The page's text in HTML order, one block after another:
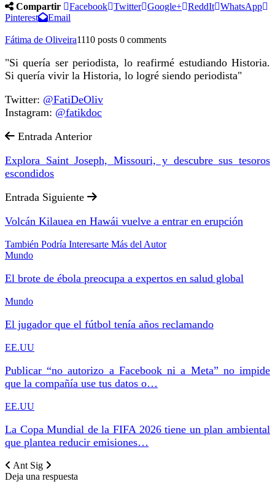
Compartir
Facebook Twitter Google+ ReddIt WhatsApp
Pinterest
Email
Fátima de Oliveira1110 posts 0 comments
"Si quería ser periodista, lo reafirmé estudiando Historia.
Si quería vivir la Historia, lo logré siendo periodista"
Twitter: @FatiDeOliv
Instagram: @fatikdoc
Entrada Anterior
Explora Saint Joseph, Missouri, y descubre sus tesoros
escondidos
Entrada Siguiente
Volcán Kilauea en Hawái vuelve a entrar en erupción
También Podría Interesarte Más del Autor
Mundo
El brote de ébola preocupa a expertos en salud global
Mundo
El jugador que el fútbol tenía años reclamando
EE.UU
Publicar “no autorizo a Facebook ni a Meta” no impide
que la compañía use tus datos o…
EE.UU
La Copa Mundial de la FIFA 2026 tiene un plan ambiental
que plantea reducir emisiones…
Ant Sig
Deja una respuesta